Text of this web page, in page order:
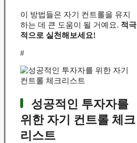
이 방법들은 자기 컨트롤을 유지
하는 데 큰 도움이 될 거예요. 적극
적으로 실천해보세요!
#
성공적인 투자자를
위한 자기 컨트롤 체크
리스트